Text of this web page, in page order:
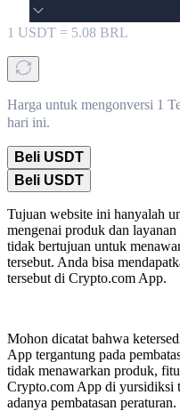
1 USDT = 5.08 BRL
Harga untuk mengonversi 1
hari ini.
Beli USDT
Beli USDT
Tujuan website ini hanyalah
mengenai produk dan
tidak bertujuan untuk
tersebut. Anda bisa
tersebut di Crypto.com App.
Mohon dicatat bahwa
App tergantung pada
tidak menawarkan produk,
Crypto.com App di yursidiksi
adanya pembatasan peraturan.